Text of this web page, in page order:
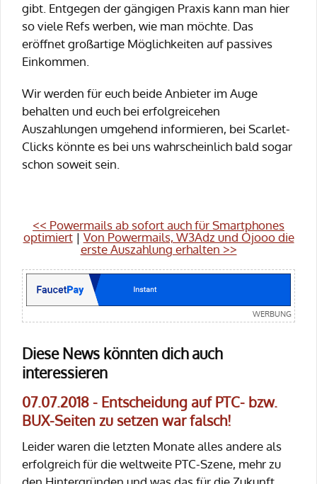
gibt. Entgegen der gängigen Praxis kann man hier
so viele Refs werben, wie man möchte. Das
eröffnet großartige Möglichkeiten auf passives
Einkommen.
Wir werden für euch beide Anbieter im Auge
behalten und euch bei erfolgreicehen
Auszahlungen umgehend informieren, bei Scarlet-
Clicks könnte es bei uns wahrscheinlich bald sogar
schon soweit sein.
<< Powermails ab sofort auch für Smartphones
optimiert| Von Powermails, W3Adz und Ojooo die
erste Auszahlung erhalten >>
Diese News könnten dich auch
interessieren
07.07.2018 - Entscheidung auf PTC- bzw.
BUX-Seiten zu setzen war falsch!
Leider waren die letzten Monate alles andere als
erfolgreich für die weltweite PTC-Szene, mehr zu